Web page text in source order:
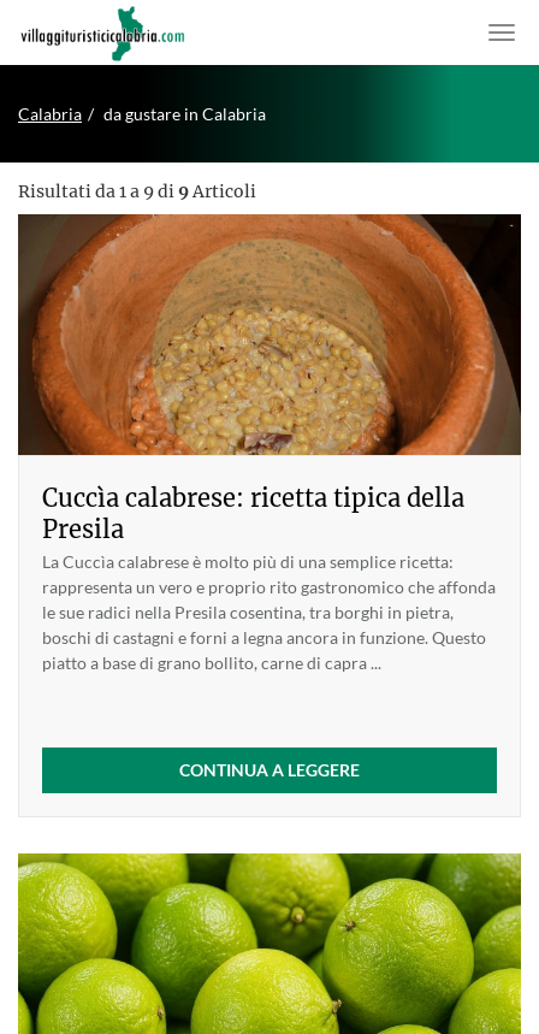
Calabria da gustare in Calabria
Risultati da 1 a 9 di9Articoli
Cuccìa calabrese: ricetta tipica della
Presila
La Cuccìa calabrese è molto più di una semplice ricetta:
rappresenta un vero e proprio rito gastronomico che affonda
le sue radici nella Presila cosentina, tra borghi in pietra,
boschi di castagni e forni a legna ancora in funzione. Questo
piatto a base di grano bollito, carne di capra ...
CONTINUA A LEGGERE